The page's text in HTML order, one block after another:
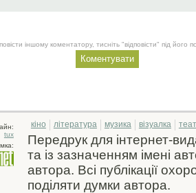
іншому коментатору, тисніть "відповісти" під його
tux
кіно література музика візуалка
Передрук для інтернет-
та із зазначенням імені
автора. Всі публікації
поділяти думки автора.